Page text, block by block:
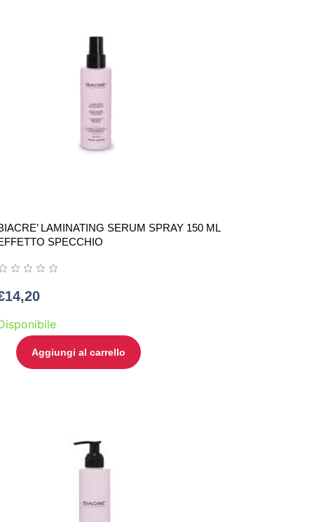
LAMINATING SERUM SPRAY 150 ML
SPECCHIO
14,20
Aggiungi al carrello